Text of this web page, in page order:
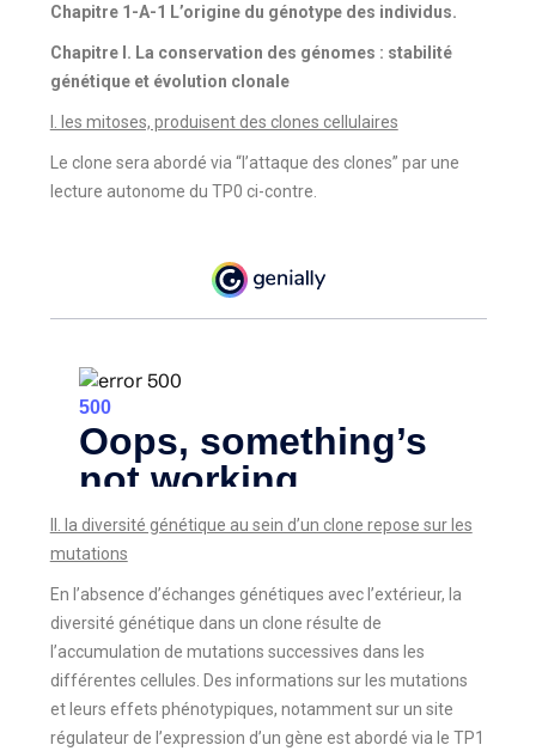
Chapitre 1-A-1 L’origine du génotype des individus.
Chapitre I. La conservation des génomes : stabilité
génétique et évolution clonale
I. les mitoses, produisent des clones cellulaires
Le clone sera abordé via “l’attaque des clones” par une
lecture autonome du TP0 ci-contre.
II. la diversité génétique au sein d’un clone repose sur les
mutations
En l’absence d’échanges génétiques avec l’extérieur, la
diversité génétique dans un clone résulte de
l’accumulation de mutations successives dans les
différentes cellules. Des informations sur les mutations
et leurs effets phénotypiques, notamment sur un site
régulateur de l’expression d’un gène est abordé via le TP1